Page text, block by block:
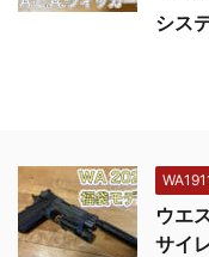
シス
ウエ
サイ